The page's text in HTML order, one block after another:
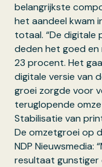
belangrijkste
het aandeel kwam
totaal. “De
deden het goed en
23 procent. Het
digitale versie van
groei zorgde voor
teruglopende
Stabilisatie van
De omzetgroei op
NDP Nieuwsmedia:
resultaat gunstiger